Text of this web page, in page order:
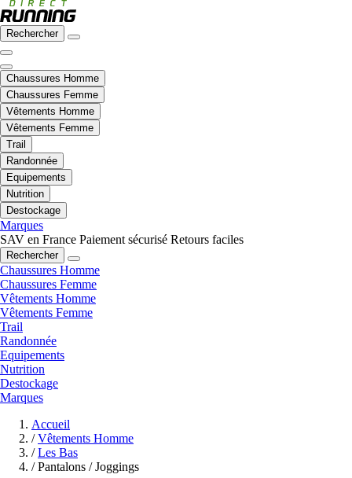
Rechercher
Chaussures Homme
Chaussures Femme
Vêtements Homme
Vêtements Femme
Trail
Randonnée
Equipements
Nutrition
Destockage
Marques
SAV en France Paiement sécurisé Retours faciles
Rechercher
Chaussures Homme
Chaussures Femme
Vêtements Homme
Vêtements Femme
Trail
Randonnée
Equipements
Nutrition
Destockage
Marques
Accueil
/ Vêtements Homme
/ Les Bas
/ Pantalons / Joggings